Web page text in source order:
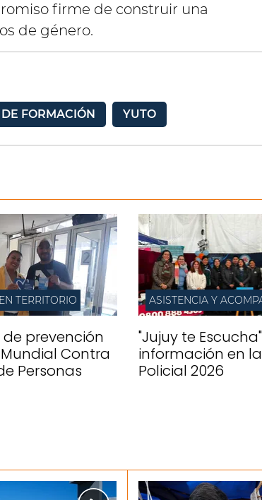
firme de construir una
de género.
FORMACIÓN YUTO
TERRITORIO
de prevención
Contra
Personas
"Jujuy te
información en la
Policial 2026